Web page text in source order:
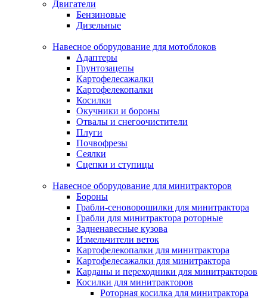
Двигатели
Бензиновые
Дизельные
Навесное оборудование для мотоблоков
Адаптеры
Грунтозацепы
Картофелесажалки
Картофелекопалки
Косилки
Окучники и бороны
Отвалы и снегоочистители
Плуги
Почвофрезы
Сеялки
Сцепки и ступицы
Навесное оборудование для минитракторов
Бороны
Грабли-сеноворошилки для минитрактора
Грабли для минитрактора роторные
Задненавесные кузова
Измельчители веток
Картофелекопалки для минитрактора
Картофелесажалки для минитрактора
Карданы и переходники для минитракторов
Косилки для минитракторов
Роторная косилка для минитрактора